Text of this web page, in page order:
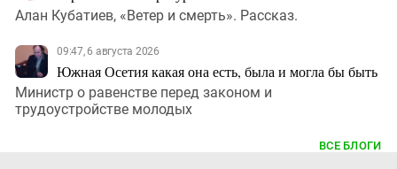
Алан Кубатиев, «Ветер и смерть». Рассказ.
09:47, 6 августа 2026
Южная Осетия какая она есть, была и могла бы быть
Министр о равенстве перед законом и
трудоустройстве молодых
ВСЕ БЛОГИ